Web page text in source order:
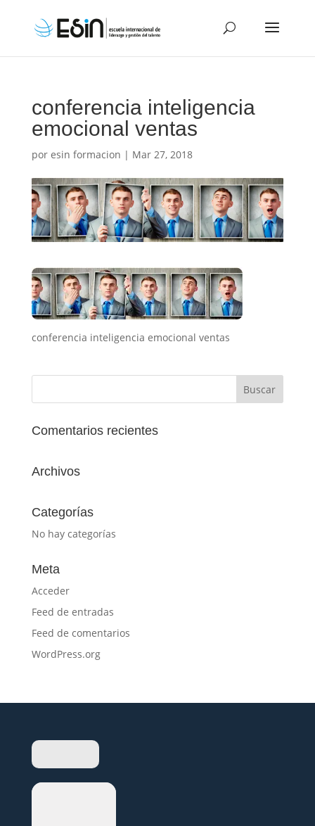
conferencia inteligencia
emocional ventas
por esin formacion | Mar 27, 2018
conferencia inteligencia emocional ventas
Comentarios recientes
Archivos
Categorías
No hay categorías
Meta
Acceder
Feed de entradas
Feed de comentarios
WordPress.org